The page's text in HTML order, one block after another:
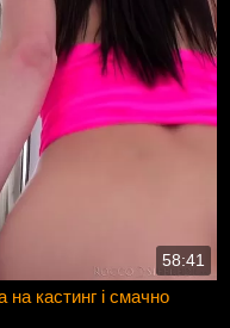
58:41
на кастинг і смачно